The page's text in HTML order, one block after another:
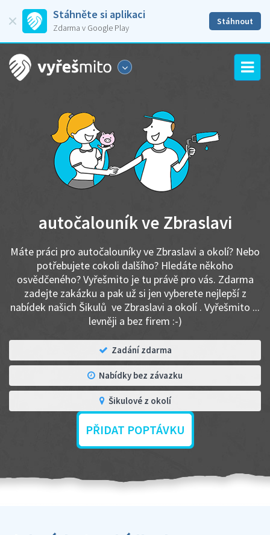
Stáhněte si aplikaci
Zdarma v Google Play
Stáhnout
autočalouník ve Zbraslavi
Máte práci pro autočalouníky ve Zbraslavi a okolí? Nebo
potřebujete cokoli dalšího? Hledáte někoho
osvědčeného? Vyřešmito je tu právě pro vás. Zdarma
zadejte zakázku a pak už si jen vyberete nejlepší z
nabídek našich Šikulů ve Zbraslavi a okolí . Vyřešmito ...
levněji a bez firem :-)
Zadání zdarma
Nabídky bez závazku
Šikulové z okolí
PŘIDAT POPTÁVKU